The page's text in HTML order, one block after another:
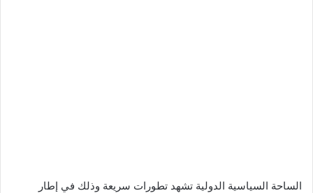
الساحة السياسية الدولية تشهد تطورات سريعة وذلك في إطار